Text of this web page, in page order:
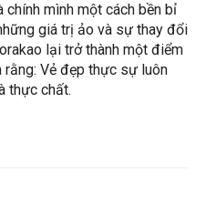
chính mình một cách bền bỉ
giá trị ảo và sự thay đổi
lại trở thành một điểm
rằng: Vẻ đẹp thực sự luôn
thực chất.